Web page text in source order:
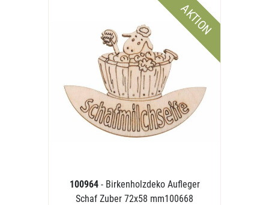
AKTION
100964 - Birkenholzdeko Aufleger
Schaf Zuber 72x58 mm100668